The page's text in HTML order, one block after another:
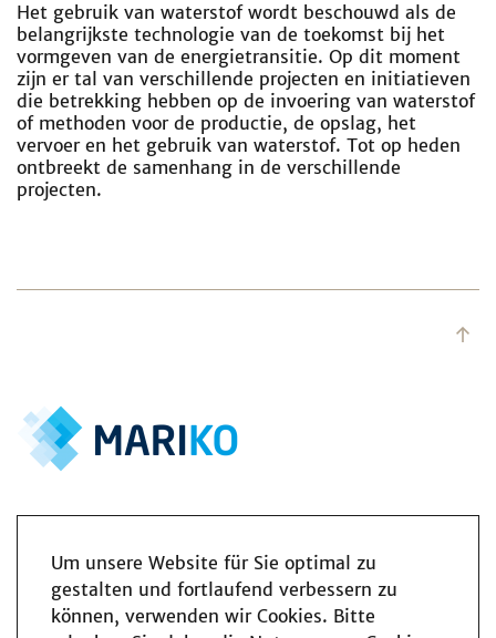
Um unsere Website für Sie optimal zu
gestalten und fortlaufend verbessern zu
können, verwenden wir Cookies. Bitte
Het gebruik van waterstof wordt beschouwd als de
belangrijkste technologie van de toekomst bij het
vormgeven van de energietransitie. Op dit moment
zijn er tal van verschillende projecten en initiatieven
die betrekking hebben op de invoering van waterstof
of methoden voor de productie, de opslag, het
vervoer en het gebruik van waterstof. Tot op heden
ontbreekt de samenhang in de verschillende
projecten.